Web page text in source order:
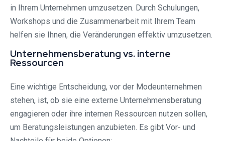
in Ihrem Unternehmen umzusetzen. Durch Schulungen,
Workshops und die Zusammenarbeit mit Ihrem Team
helfen sie Ihnen, die Veränderungen effektiv umzusetzen.
Unternehmensberatung vs. interne
Ressourcen
Eine wichtige Entscheidung, vor der Modeunternehmen
stehen, ist, ob sie eine externe Unternehmensberatung
engagieren oder ihre internen Ressourcen nutzen sollen,
um Beratungsleistungen anzubieten. Es gibt Vor- und